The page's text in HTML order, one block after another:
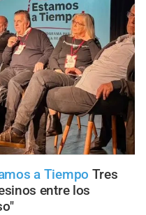
a Tiempo Tres
entre los